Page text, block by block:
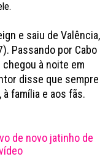
e saiu de Valência,
Passando por Cabo
chegou à noite em
disse que sempre
família e aos fãs.
de novo jatinho de